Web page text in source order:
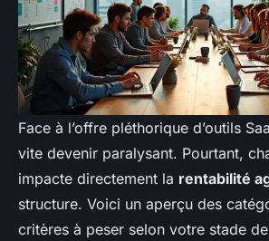
Face à l’offre pléthorique d’outils
vite devenir paralysant. Pourtant,
impacte directement la rentabilité
structure. Voici un aperçu des
critères à peser selon votre stade